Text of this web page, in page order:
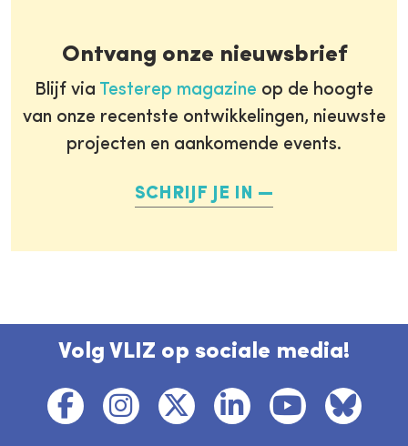
Ontvang onze nieuwsbrief
Blijf via Testerep magazine op de hoogte
van onze recentste ontwikkelingen, nieuwste
projecten en aankomende events.
SCHRIJF JE IN
Volg VLIZ op sociale media!